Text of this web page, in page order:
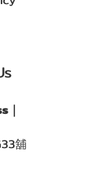
｜
舖